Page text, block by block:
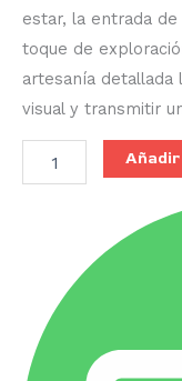
estar, la entrada
toque de
artesanía detallada
visual y transmitir